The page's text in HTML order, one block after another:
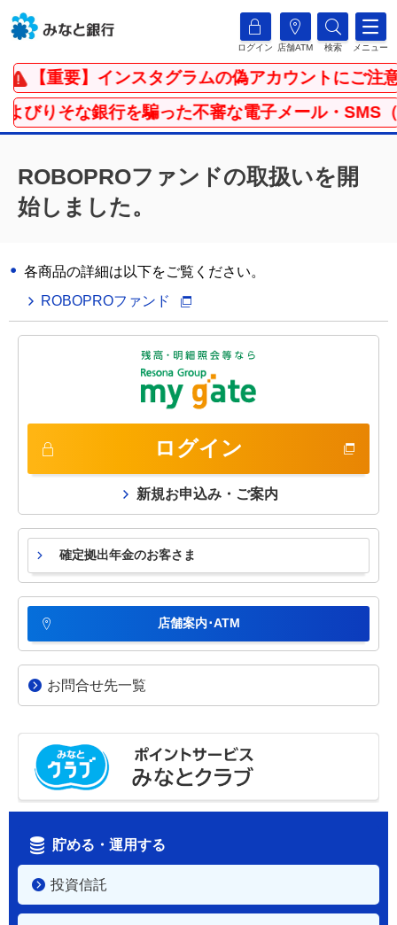
ログイン 店舗ATM 検索 メニュー
【重要】インスタグラムの偽アカウントにご注意
りそな銀行を騙った不審な電子メール・SMS（
ROBOPROファンドの取扱いを開
始しました。
各商品の詳細は以下をご覧ください。
ROBOPROファンド
ログイン
新規お申込み・ご案内
確定拠出年金のお客さま
店舗案内･ATM
お問合せ先一覧
貯める・運用する
投資信託